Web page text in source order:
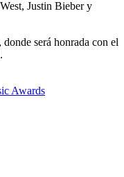
Justin Bieber y
será honrada con el
Awards